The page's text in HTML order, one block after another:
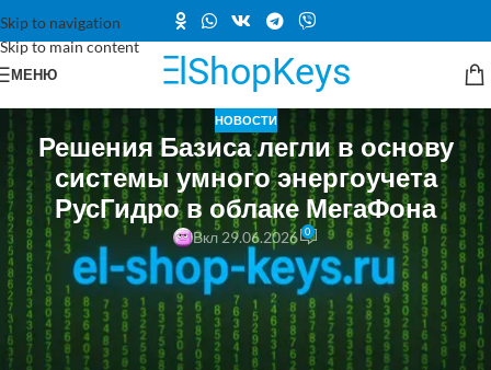
Skip to navigation
Skip to main content
МЕНЮ
НОВОСТИ
Решения Базиса легли в основу
системы умного энергоучета
РусГидро в облаке МегаФона
Вкл 29.06.2026 0
Компания «Базис», российский разработчик ПО для управления
динамической ИТ-инфраструктурой (входит в ГК «РТК-ЦОД»),
выступила технологическим участником проекта по развитию
интеллектуальной системы учёта электроэнергии группы
«РусГидро». ИТ-инфраструктура системы развернута в облаке